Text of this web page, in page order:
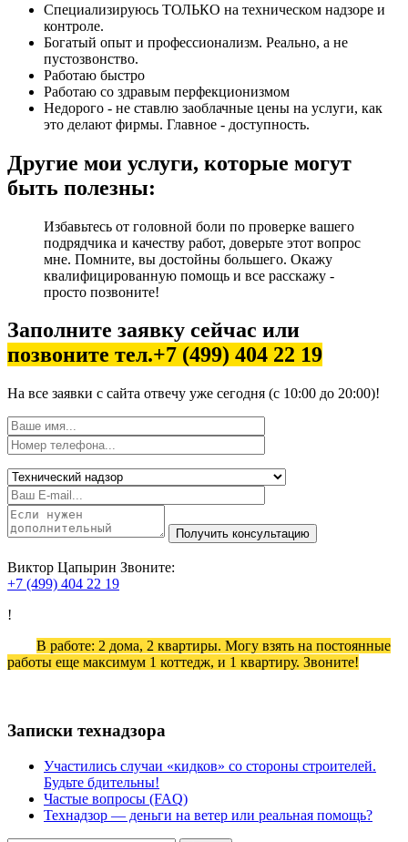
Специализируюсь ТОЛЬКО на техническом надзоре и
контроле.
Богатый опыт и профессионализм. Реально, а не
пустозвонство.
Работаю быстро
Работаю со здравым перфекционизмом
Недорого - не ставлю заоблачные цены на услуги, как
это делают фирмы. Главное - доступность.
Другие мои услуги, которые могут
быть полезны:
Избавьтесь от головной боли по проверке вашего
подрядчика и качеству работ, доверьте этот вопрос
мне. Помните, вы достойны большего. Окажу
квалифицированную помощь и все расскажу -
просто позвоните!
Заполните заявку сейчас или
позвоните тел.+7 (499) 404 22 19
На все заявки с сайта отвечу уже сегодня (с 10:00 до 20:00)!
Виктор Цапырин Звоните:
+7 (499) 404 22 19
!
В работе: 2 дома, 2 квартиры. Могу взять на постоянные
работы еще максимум 1 коттедж, и 1 квартиру. Звоните!
Записки технадзора
Участились случаи «кидков» со стороны строителей.
Будьте бдительны!
Частые вопросы (FAQ)
Технадзор — деньги на ветер или реальная помощь?